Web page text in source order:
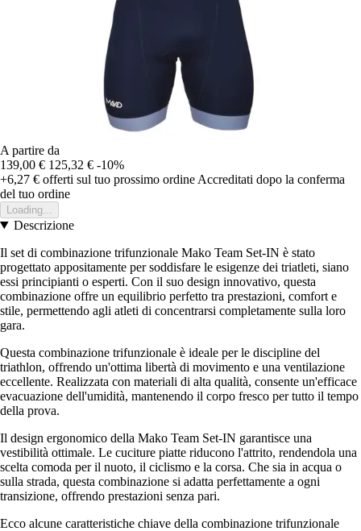
A partire da
139,00 € 125,32 € -10%
+6,27 € offerti sul tuo prossimo ordine Accreditati dopo la conferma
del tuo ordine
Loading...
Descrizione
Il set di combinazione trifunzionale Mako Team Set-IN è stato
progettato appositamente per soddisfare le esigenze dei triatleti, siano
essi principianti o esperti. Con il suo design innovativo, questa
combinazione offre un equilibrio perfetto tra prestazioni, comfort e
stile, permettendo agli atleti di concentrarsi completamente sulla loro
gara.
Questa combinazione trifunzionale è ideale per le discipline del
triathlon, offrendo un'ottima libertà di movimento e una ventilazione
eccellente. Realizzata con materiali di alta qualità, consente un'efficace
evacuazione dell'umidità, mantenendo il corpo fresco per tutto il tempo
della prova.
Il design ergonomico della Mako Team Set-IN garantisce una
vestibilità ottimale. Le cuciture piatte riducono l'attrito, rendendola una
scelta comoda per il nuoto, il ciclismo e la corsa. Che sia in acqua o
sulla strada, questa combinazione si adatta perfettamente a ogni
transizione, offrendo prestazioni senza pari.
Ecco alcune caratteristiche chiave della combinazione trifunzionale